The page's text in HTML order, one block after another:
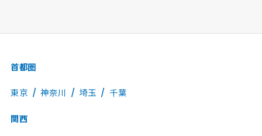
首都圏
東京 神奈川 埼玉 千葉
関西